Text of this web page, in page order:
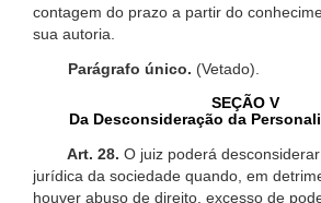
contagem do prazo a partir do
sua autoria.
Parágrafo único. (Vetado).
SEÇÃO V
Da Desconsideração da
Art. 28. O juiz poderá
jurídica da sociedade quando, em
houver abuso de direito, excesso de